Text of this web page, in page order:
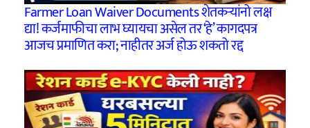
Farmer Loan Waiver Documents शेतकऱ्यांनो लक्ष
द्या! कर्जमाफीचा लाभ घ्यायचा असेल तर ‘हे’ कागदपत्र
आजच प्रमाणित करा; नाहीतर अर्ज होऊ शकतो रद्द